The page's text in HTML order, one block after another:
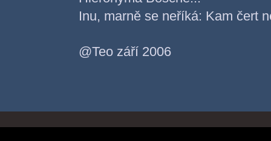
Inu, marně se neříká: Kam čert
@Teo září 2006